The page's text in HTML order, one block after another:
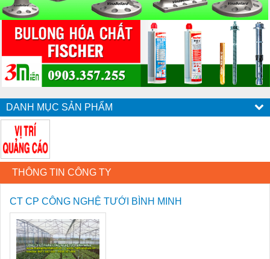
DANH MỤC SẢN PHẨM
THÔNG TIN CÔNG TY
CT CP CÔNG NGHỆ TƯỚI BÌNH MINH